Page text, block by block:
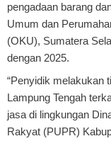
pengadaan barang
Umum dan
(OKU), Sumatera
dengan 2025.
“Penyidik melakukan
Lampung Tengah
jasa di lingkungan
Rakyat (PUPR)